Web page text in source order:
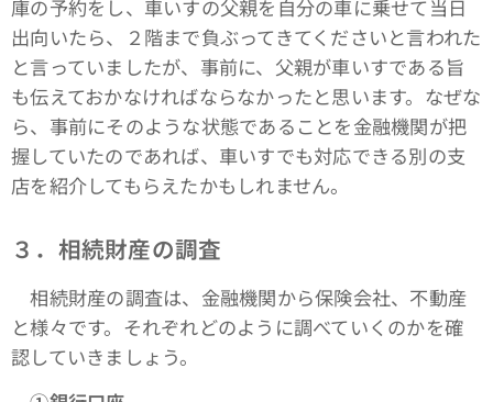
庫の予約をし、車いすの父親を自分の車に乗せて当日
出向いたら、２階まで負ぶってきてくださいと言われた
と言っていましたが、事前に、父親が車いすである旨
も伝えておかなければならなかったと思います。なぜな
ら、事前にそのような状態であることを金融機関が把
握していたのであれば、車いすでも対応できる別の支
店を紹介してもらえたかもしれません。
３．相続財産の調査
相続財産の調査は、金融機関から保険会社、不動産
と様々です。それぞれどのように調べていくのかを確
認していきましょう。